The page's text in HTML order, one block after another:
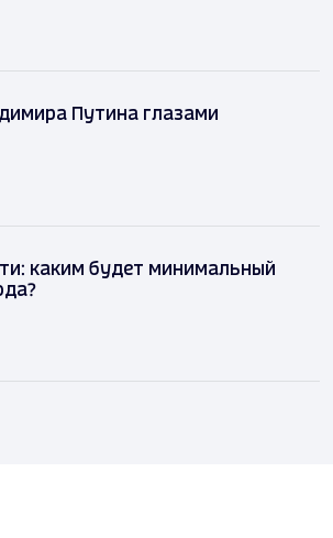
Путина глазами
каким будет минимальный